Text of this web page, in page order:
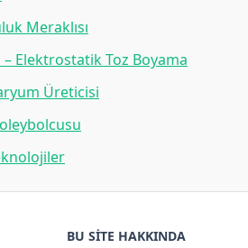
Meraklısı
Elektrostatik Toz Boyama
Üreticisi
BU SITE HAKKINDA